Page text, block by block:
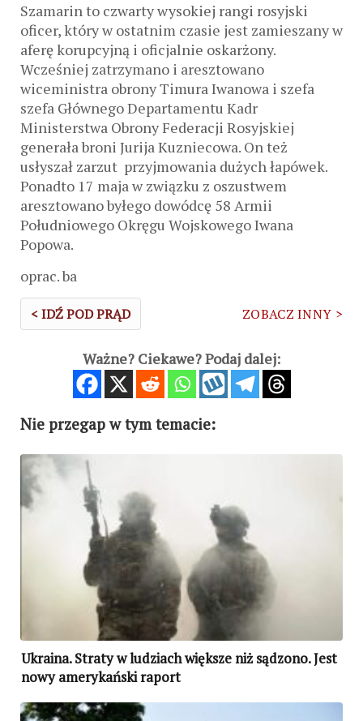
Szamarin to czwarty wysokiej rangi rosyjski
oficer, który w ostatnim czasie jest zamieszany w
aferę korupcyjną i oficjalnie oskarżony.
Wcześniej zatrzymano i aresztowano
wiceministra obrony Timura Iwanowa i szefa
szefa Głównego Departamentu Kadr
Ministerstwa Obrony Federacji Rosyjskiej
generała broni Jurija Kuzniecowa. On też
usłyszał zarzut przyjmowania dużych łapówek.
Ponadto 17 maja w związku z oszustwem
aresztowano byłego dowódcę 58 Armii
Południowego Okręgu Wojskowego Iwana
Popowa.
oprac. ba
< IDŹ POD PRĄD ZOBACZ INNY >
Ważne? Ciekawe? Podaj dalej:
Nie przegap w tym temacie:
Ukraina. Straty w ludziach większe niż sądzono. Jest
nowy amerykański raport